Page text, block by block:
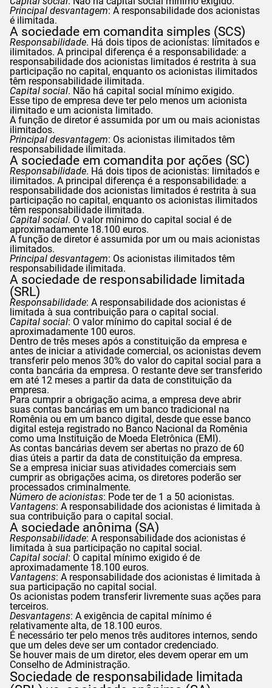
Principal desvantagem: A responsabilidade dos acionistas
é ilimitada.
A sociedade em comandita simples (SCS)
Responsabilidade. Há dois tipos de acionistas: limitados e
ilimitados. A principal diferença é a responsabilidade: a
responsabilidade dos acionistas limitados é restrita à sua
participação no capital, enquanto os acionistas ilimitados
têm responsabilidade ilimitada.
Capital social. Não há capital social mínimo exigido.
Esse tipo de empresa deve ter pelo menos um acionista
ilimitado e um acionista limitado.
A função de diretor é assumida por um ou mais acionistas
ilimitados.
Principal desvantagem: Os acionistas ilimitados têm
responsabilidade ilimitada.
A sociedade em comandita por ações (SC)
Responsabilidade. Há dois tipos de acionistas: limitados e
ilimitados. A principal diferença é a responsabilidade: a
responsabilidade dos acionistas limitados é restrita à sua
participação no capital, enquanto os acionistas ilimitados
têm responsabilidade ilimitada.
Capital social. O valor mínimo do capital social é de
aproximadamente 18.100 euros.
A função de diretor é assumida por um ou mais acionistas
ilimitados.
Principal desvantagem: Os acionistas ilimitados têm
responsabilidade ilimitada.
A sociedade de responsabilidade limitada
(SRL)
Responsabilidade: A responsabilidade dos acionistas é
limitada à sua contribuição para o capital social.
Capital social: O valor mínimo do capital social é de
aproximadamente 100 euros.
Dentro de três meses após a constituição da empresa e
antes de iniciar a atividade comercial, os acionistas devem
transferir pelo menos 30% do valor do capital social para a
conta bancária da empresa. O restante deve ser transferido
em até 12 meses a partir da data de constituição da
empresa.
Para cumprir a obrigação acima, a empresa deve abrir
suas contas bancárias em um banco tradicional na
Romênia ou em um banco digital, desde que esse banco
digital esteja registrado no Banco Nacional da Romênia
como uma Instituição de Moeda Eletrônica (EMI).
As contas bancárias devem ser abertas no prazo de 60
dias úteis a partir da data de constituição da empresa.
Se a empresa iniciar suas atividades comerciais sem
cumprir as obrigações acima, os diretores poderão ser
processados criminalmente.
Número de acionistas: Pode ter de 1 a 50 acionistas.
Vantagens: A responsabilidade dos acionistas é limitada à
sua contribuição para o capital social.
A sociedade anônima (SA)
Responsabilidade: A responsabilidade dos acionistas é
limitada à sua participação no capital social.
Capital social: O capital mínimo exigido é de
aproximadamente 18.100 euros.
Vantagens: A responsabilidade dos acionistas é limitada à
sua participação no capital social.
Os acionistas podem transferir livremente suas ações para
terceiros.
Desvantagens: A exigência de capital mínimo é
relativamente alta, de 18.100 euros.
É necessário ter pelo menos três auditores internos, sendo
que um deles deve ser um contador credenciado.
Se houver mais de um diretor, eles devem operar em um
Conselho de Administração.
Sociedade de responsabilidade limitada